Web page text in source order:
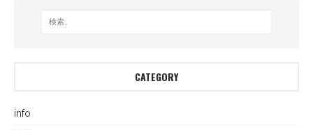
CATEGORY
info